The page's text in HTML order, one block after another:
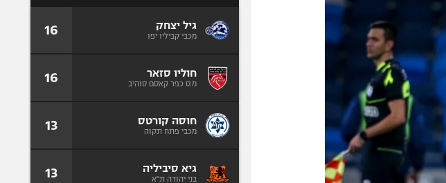
גיל יצחק
מכבי קביליו יפו 16
חוליו סזאר
מ.ס כפר קאסם סוהיב 16
חוסה קורטס
מכבי פתח תקוה 13
גיא סיביליה
בני יהודה ת"א 13